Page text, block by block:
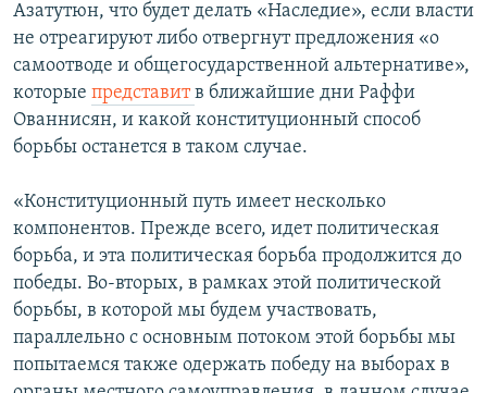
Азатутюн, что будет делать «Наследие», если власти
не отреагируют либо отвергнут предложения «о
самоотводе и общегосударственной альтернативе»,
которые представитв ближайшие дни Раффи
Ованнисян, и какой конституционный способ
борьбы останется в таком случае.
«Конституционный путь имеет несколько
компонентов. Прежде всего, идет политическая
борьба, и эта политическая борьба продолжится до
победы. Во-вторых, в рамках этой политической
борьбы, в которой мы будем участвовать,
параллельно с основным потоком этой борьбы мы
попытаемся также одержать победу на выборах в